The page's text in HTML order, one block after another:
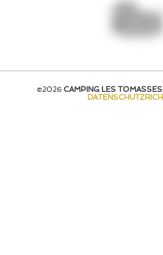
©2026 CAMPING LES TOMASSES